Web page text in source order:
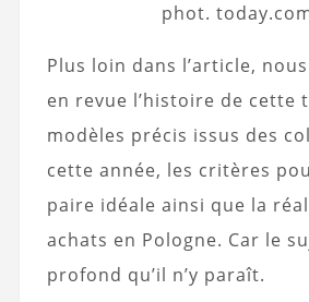
phot.
Plus loin dans l’article,
en revue l’histoire de cette
modèles précis issus des
cette année, les critères
paire idéale ainsi que la
achats en Pologne. Car le
profond qu’il n’y paraît.